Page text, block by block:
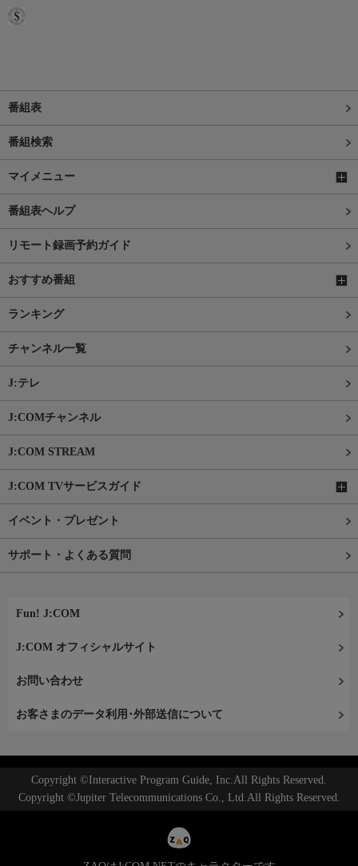
番組表
番組検索
マイメニュー
番組表ヘルプ
リモート録画予約ガイド
おすすめ番組
ランキング
チャンネル一覧
J:テレ
J:COMチャンネル
J:COM STREAM
J:COM TVサービスガイド
イベント・プレゼント
サポート・よくある質問
Fun! J:COM
J:COM オフィシャルサイト
お問い合わせ
お客さまのデータ利用･外部送信について
Copyright ©Interactive Program Guide, Inc.All Rights Reserved.
Copyright ©Jupiter Telecommunications Co., Ltd.All Rights Reserved.